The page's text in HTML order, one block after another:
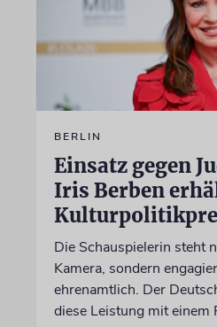
BERLIN
Einsatz gegen
Iris Berben
Die Schauspielerin steht
Kamera, sondern
ehrenamtlich. Der
diese Leistung mit einem